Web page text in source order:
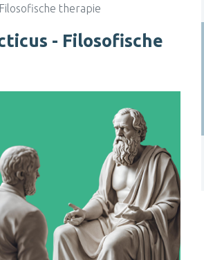
therapie
- Filosofische